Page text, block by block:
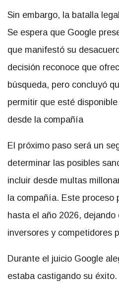
Sin embargo, la batalla
Se espera que Google
que manifestó su
decisión reconoce que
búsqueda, pero concluyó
permitir que esté
desde la compañía
El próximo paso será un
determinar las posibles
incluir desde multas
la compañía. Este proceso
hasta el año 2026,
inversores y competidores
Durante el juicio Google
estaba castigando su